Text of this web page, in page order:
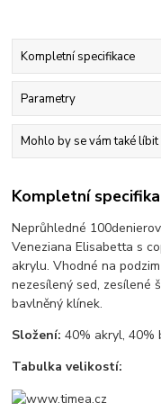
Kompletní specifikace
Parametry
Mohlo by se vám také líbit
Kompletní
Neprůhledné
Veneziana Elisabetta s
akrylu. Vhodné na
nezesílený sed, zesílené
bavlněný klínek.
Složení: 40% akryl, 40%
Tabulka velikostí: